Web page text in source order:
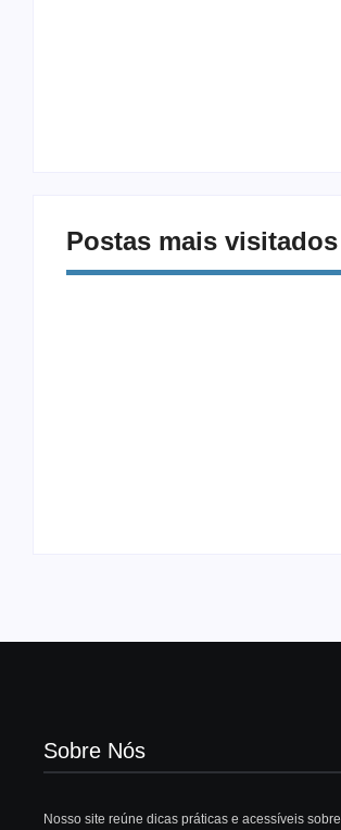
Postas mais visitados
Sobre Nós
Nosso site reúne dicas práticas e acessíveis sobre